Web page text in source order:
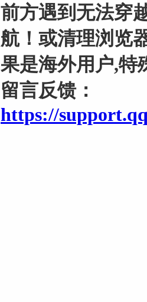
前方遇到无法穿
航！或清理浏览
果是海外用户,特
留言反馈：
https://